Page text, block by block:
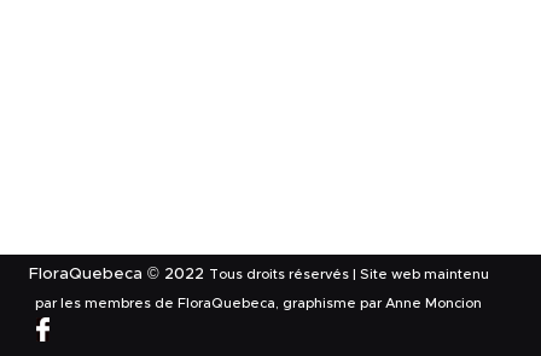
FloraQuebeca © 2022 Tous droits réservés | Site web maintenu
par les membres de FloraQuebeca, graphisme par Anne Moncion